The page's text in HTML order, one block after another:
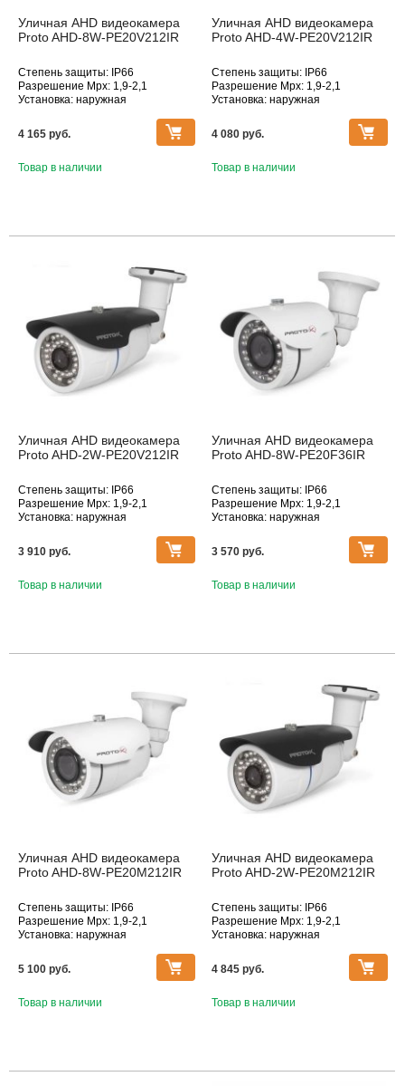
Уличная AHD видеокамера
Proto AHD-8W-PE20V212IR
Степень защиты: IP66
Разрешение Mpx: 1,9-2,1
Установка: наружная
Объектив (фокусное расстояние,
4 165 pуб.
Товар в наличии
Уличная AHD видеокамера
Proto AHD-4W-PE20V212IR
Степень защиты: IP66
Разрешение Mpx: 1,9-2,1
Установка: наружная
Объектив (фокусное расстояние,
4 080 pуб.
Товар в наличии
Уличная AHD видеокамера
Proto AHD-2W-PE20V212IR
Степень защиты: IP66
Разрешение Mpx: 1,9-2,1
Установка: наружная
Объектив (фокусное расстояние,
3 910 pуб.
Товар в наличии
Уличная AHD видеокамера
Proto AHD-8W-PE20F36IR
Степень защиты: IP66
Разрешение Mpx: 1,9-2,1
Установка: наружная
Объектив (фокусное расстояние,
3 570 pуб.
Товар в наличии
Уличная AHD видеокамера
Proto AHD-8W-PE20M212IR
Степень защиты: IP66
Разрешение Mpx: 1,9-2,1
Установка: наружная
Объектив (фокусное расстояние,
5 100 pуб.
Товар в наличии
Уличная AHD видеокамера
Proto AHD-2W-PE20M212IR
Степень защиты: IP66
Разрешение Mpx: 1,9-2,1
Установка: наружная
Объектив (фокусное расстояние,
4 845 pуб.
Товар в наличии